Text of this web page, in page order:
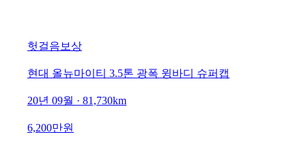
헛걸음보상
현대 올뉴마이티 3.5톤 광폭 윙바디 슈퍼캡
20년 09월 · 81,730km
6,200만원